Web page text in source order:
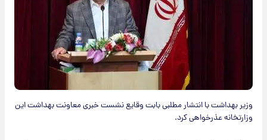
وزیر بهداشت با انتشار مطلبی بابت وقایع نشست خبری معاونت بهداشت این
وزارتخانه عذرخواهی کرد.